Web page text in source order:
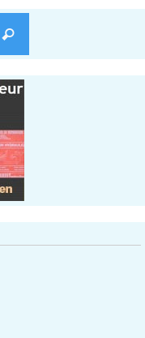
Recherche